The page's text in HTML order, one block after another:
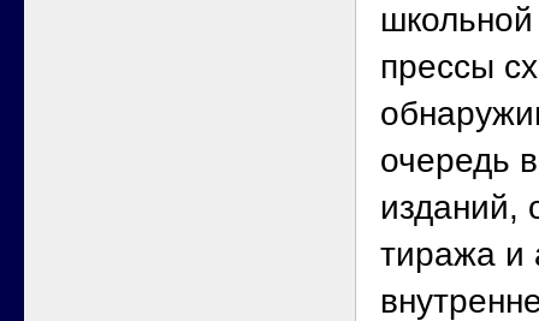
прессы
очередь
изданий,
тиража и